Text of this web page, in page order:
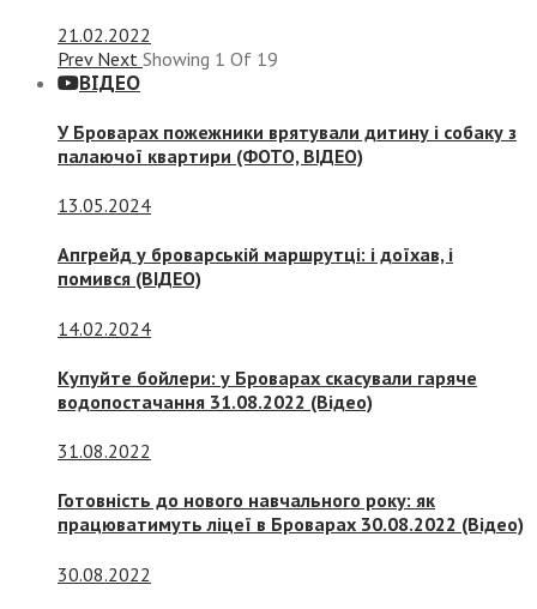
21.02.2022
Prev Next Showing 1 Of 19
ВІДЕО
У Броварах пожежники врятували дитину і собаку з
палаючої квартири (ФОТО, ВІДЕО)
13.05.2024
Апгрейд у броварській маршрутці: і доїхав, і
помився (ВІДЕО)
14.02.2024
Купуйте бойлери: у Броварах скасували гаряче
водопостачання 31.08.2022 (Відео)
31.08.2022
Готовність до нового навчального року: як
працюватимуть ліцеї в Броварах 30.08.2022 (Відео)
30.08.2022